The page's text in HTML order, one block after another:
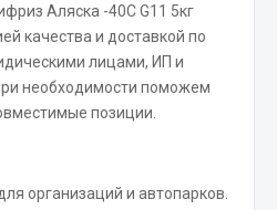
Аляска -40С G11 5кг
качества и доставкой по
лицами, ИП и
необходимости поможем
позиции.
организаций и автопарков.